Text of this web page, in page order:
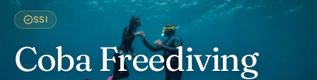
SSI
Coba Freediving